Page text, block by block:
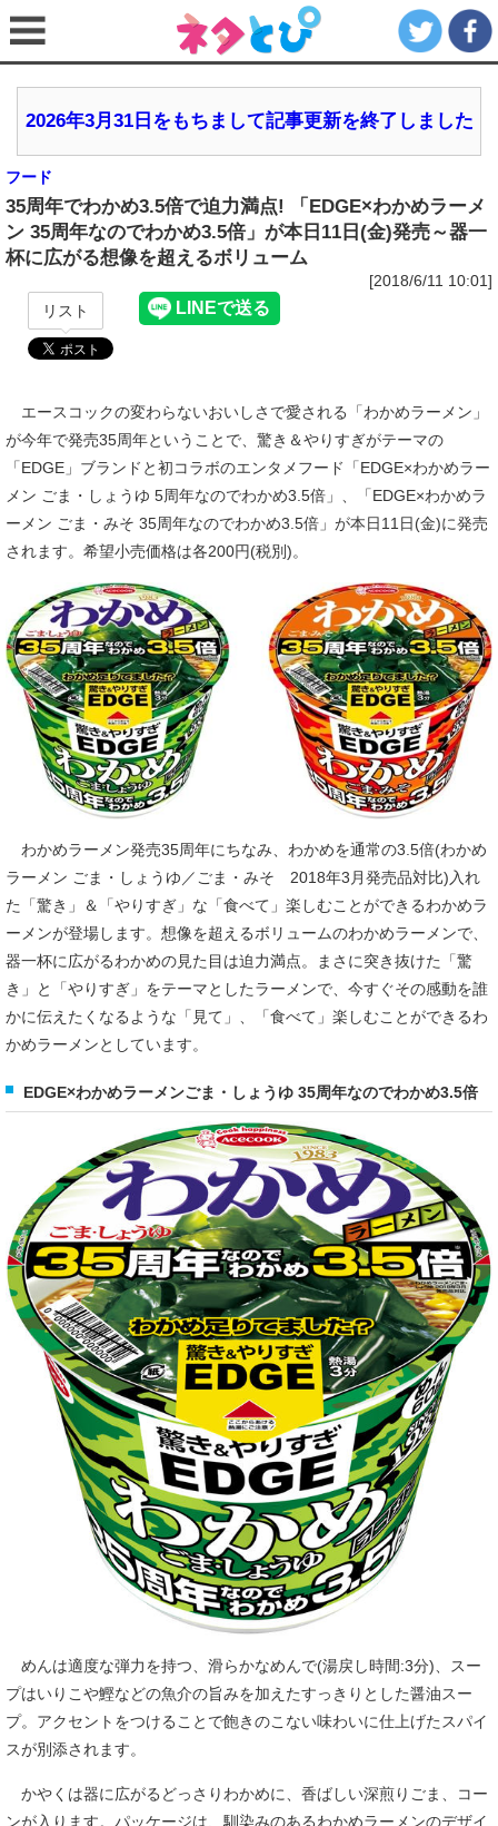
2026年3月31日をもちまして記事更新を終了しました
フード
35周年でわかめ3.5倍で迫力満点! 「EDGE×わかめラーメ
ン 35周年なのでわかめ3.5倍」が本日11日(金)発売～器一
杯に広がる想像を超えるボリューム
[2018/6/11 10:01]
リスト
エースコックの変わらないおいしさで愛される「わかめラーメン」
が今年で発売35周年ということで、驚き＆やりすぎがテーマの
「EDGE」ブランドと初コラボのエンタメフード「EDGE×わかめラー
メン ごま・しょうゆ 5周年なのでわかめ3.5倍」、「EDGE×わかめラ
ーメン ごま・みそ 35周年なのでわかめ3.5倍」が本日11日(金)に発売
されます。希望小売価格は各200円(税別)。
わかめラーメン発売35周年にちなみ、わかめを通常の3.5倍(わかめ
ラーメン ごま・しょうゆ／ごま・みそ 2018年3月発売品対比)入れ
た「驚き」＆「やりすぎ」な「食べて」楽しむことができるわかめラ
ーメンが登場します。想像を超えるボリュームのわかめラーメンで、
器一杯に広がるわかめの見た目は迫力満点。まさに突き抜けた「驚
き」と「やりすぎ」をテーマとしたラーメンで、今すぐその感動を誰
かに伝えたくなるような「見て」、「食べて」楽しむことができるわ
かめラーメンとしています。
EDGE×わかめラーメンごま・しょうゆ 35周年なのでわかめ3.5倍
めんは適度な弾力を持つ、滑らかなめんで(湯戻し時間:3分)、スー
プはいりこや鰹などの魚介の旨みを加えたすっきりとした醤油スー
プ。アクセントをつけることで飽きのこない味わいに仕上げたスパイ
スが別添されます。
かやくは器に広がるどっさりわかめに、香ばしい深煎りごま、コー
ンが入ります。パッケージは、馴染みのあるわかめラーメンのデザイ